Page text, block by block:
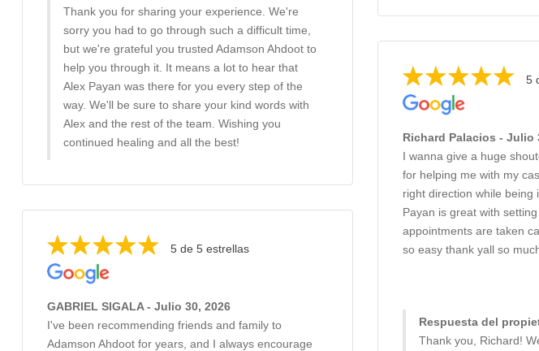
Thank you for sharing your experience. We're
sorry you had to go through such a difficult time,
but we're grateful you trusted Adamson Ahdoot to
help you through it. It means a lot to hear that
Alex Payan was there for you every step of the
way. We'll be sure to share your kind words with
Alex and the rest of the team. Wishing you
continued healing and all the best!
5 de 5 estrellas
GABRIEL SIGALA - Julio 30, 2026
I've been recommending friends and family to
Adamson Ahdoot for years, and I always encourage
5
Richard Palacios - Julio
I wanna give a huge
for helping me with my
right direction while being
Payan is great with
appointments are taken
so easy thank yall so
Respuesta del
Thank you, Richard!